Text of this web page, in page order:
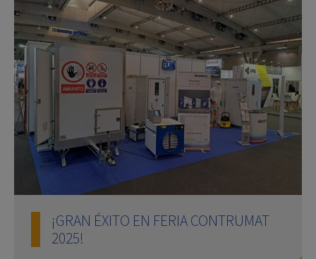
¡GRAN ÉXITO EN FERIA CONTRUMAT
2025!